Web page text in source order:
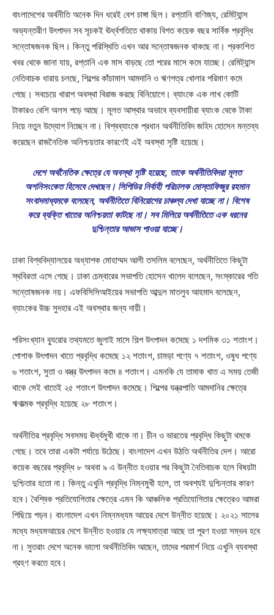
বাংলাদেশের অর্থনীতি অনেক দিন ধরেই বেশ চাঙ্গা ছিল। রপ্তানি বাণিজ্য, রেমিট্যান্স
অভ্যন্তরীণ উৎপাদন সব সূচকই ঊর্ধ্বগতিতে থাকায় বিগত কয়েক বছর সার্বিক প্রবৃদ্ধি
সন্তোষজনক ছিল। কিন্তু পরিস্থিতি এখন আর সন্তোষজনক থাকছে না। প্রকাশিত
খবর থেকে জানা যায়, রপ্তানি এক মাস বাড়ছে তো পরের মাসে কমে যাচ্ছে। রেমিট্যান্স
নেতিবাচক ধারায় চলছে, শিল্পের কাঁচামাল আমদানি ও ঋণপত্র খোলার পরিমাণ কমে
গেছে। সবচেয়ে খারাপ অবস্থা বিরাজ করছে বিনিয়োগে। ব্যাংকে এক লাখ কোটি
টাকারও বেশি অলস পড়ে আছে। মূলত আস্থার অভাবে ব্যবসায়ীরা ব্যাংক থেকে টাকা
নিয়ে নতুন উদ্যোগ নিচ্ছেন না। বিশ্বব্যাংকে প্রধান অর্থনীতিবিদ জহিদ হোসেন মন্তব্য
করেছেন রাজনৈতিক অনিশ্চয়তার কারণেই এই অবস্থা সৃষ্টি হয়েছে।
দেশে অর্থনৈতিক ক্ষেত্রে যে অবস্থা সৃষ্টি হয়েছে, তাকে অর্থনীতিবিদরা মূলত
অশনিসংকেত হিসেবে দেখছেন। সিপিডির নির্বাহী পরিচালক মোস্তাফিজুর রহমান
সংবাদমাধ্যমকে বলেছেন, অর্থনীতিতে বিনিয়োগের চাঞ্চল্য দেখা যাচ্ছে না। বিশেষ
করে ব্যক্তি খাতের অনিশ্চয়তা কাটছে না। সব মিলিয়ে অর্থনীতিতে এক ধরনের
দুশ্চিন্তার আভাস পাওয়া যাচ্ছে।
ঢাকা বিশ্ববিদ্যালয়ের অধ্যাপক মোহাম্মদ আলী তসলিম বলেছেন, অর্থনীতিতে কিছুটা
স্থবিরতা এসে গেছে। ঢাকা চেম্বারের সভাপতি হোসেন খালেদ বলেছেন, সংস্কারের গতি
সন্তোষজনক নয়। এফবিসিসিআইয়ের সভাপতি আব্দুল মাতলুব আহমাদ বলেছেন,
ব্যাংকের উচ্চ সুদহার এই অবস্থার জন্য দায়ী।
পরিসংখ্যান ব্যুরোর তথ্যমতে জুলাই মাসে শিল্প উৎপাদন কমেছে ১ দশমিক ৩১ শতাংশ।
পোশাক উৎপাদন খাতে প্রবৃদ্ধি কমেছে ১২ শতাংশ, চামড়া পণ্যে ৭ শতাংশ, ওষুধ পণ্যে
৬ শতাংশ, সুতা ও বস্ত্র উৎপাদন কমে ৪ শতাংশ। এমনকি যে তামাক খাত এ সময় তেজী
থাকে সেই খাতেই ২৫ শতাংশ উৎপাদন কমেছে। শিল্পের যন্ত্রপাতি আমদানির ক্ষেত্রে
ঋণাত্মক প্রবৃদ্ধি হয়েছে ২৮ শতাংশ।
অর্থনীতির প্রবৃদ্ধি সবসময় ঊর্ধ্বমুখী থাকে না। চীন ও ভারতের প্রবৃদ্ধি কিছুটা থমকে
গেছে। তবে তারা একটা পর্যায়ে উঠেছে। বাংলাদেশ এখন উঠতি অর্থনীতির দেশ। আরো
কয়েক বছরের প্রবৃদ্ধি ৮ অথবা ৯ এ উন্নীত হওয়ার পর কিছুটা নৈতিবাচক হলে বিষয়টা
দুশ্চিতার হতো না। কিন্তু এখুনি প্রবৃদ্ধি নিম্নমুখী হলে, তা অবশ্যই দুশ্চিন্তার কারণ
হবে। বৈশ্বিক প্রতিযোগিতার ক্ষেত্রে এমন কি আঞ্চলিক প্রতিযোগিতার ক্ষেত্রেও আমরা
পিছিয়ে পড়ব। বাংলাদেশ এখন নিম্নমধ্যম আয়ের দেশে উন্নীত হয়েছে। ২০২১ সালের
মধ্যে মধ্যমআয়ের দেশে উন্নীত হওয়ার যে লক্ষ্যমাত্রা আছে তা পূরণ হওয়া সম্ভব হবে
না। সুতরাং দেশে অনেক ভালো অর্থনীতিবিদ আছেন, তাদের পরমার্শ নিয়ে এখুনি ব্যবস্থা
গ্রহণ করতে হবে।